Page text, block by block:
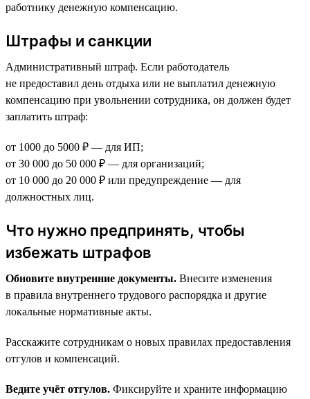
работнику денежную компенсацию.
Штрафы и санкции
Административный штраф. Если работодатель
не предоставил день отдыха или не выплатил денежную
компенсацию при увольнении сотрудника, он должен будет
заплатить штраф:
от 1000 до 5000 ₽ — для ИП;
от 30 000 до 50 000 ₽ — для организаций;
от 10 000 до 20 000 ₽ или предупреждение — для
должностных лиц.
Что нужно предпринять, чтобы
избежать штрафов
Обновите внутренние документы. Внесите изменения
в правила внутреннего трудового распорядка и другие
локальные нормативные акты.
Расскажите сотрудникам о новых правилах предоставления
отгулов и компенсаций.
Ведите учёт отгулов. Фиксируйте и храните информацию